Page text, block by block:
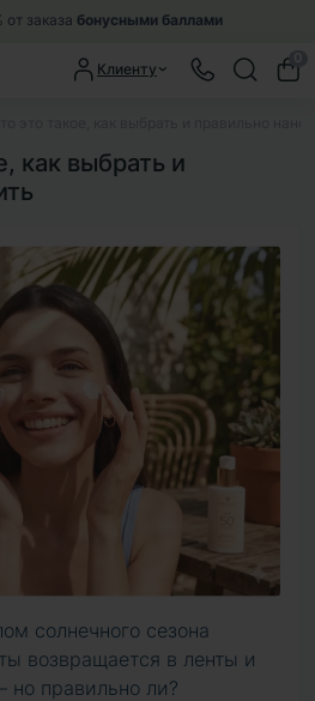
заказа бонусными баллами
Клиенту
как выбрать и
солнечного сезона
возвращается в ленты и
но правильно ли?